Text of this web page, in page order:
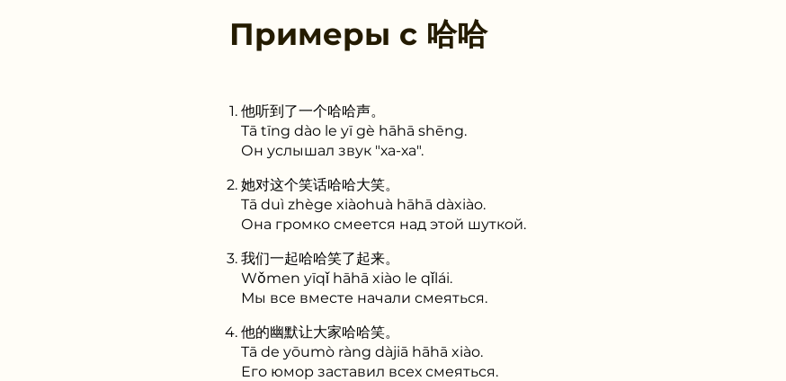
Примеры с 哈哈
他听到了一个哈哈声。
Tā tīng dào le yī gè hāhā shēng.
Он услышал звук "ха-ха".
她对这个笑话哈哈大笑。
Tā duì zhège xiàohuà hāhā dàxiào.
Она громко смеется над этой шуткой.
我们一起哈哈笑了起来。
Wǒmen yīqǐ hāhā xiào le qǐlái.
Мы все вместе начали смеяться.
他的幽默让大家哈哈笑。
Tā de yōumò ràng dàjiā hāhā xiào.
Его юмор заставил всех смеяться.